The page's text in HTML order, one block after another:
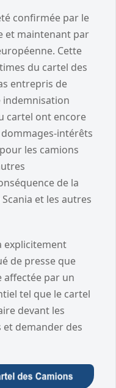
confirmée par le
et maintenant par
Cette
du cartel des
entrepris de
indemnisation
cartel ont encore
intérêts
les camions
de la
et les autres
explicitement
de presse que
par un
tel que le cartel
devant les
demander des